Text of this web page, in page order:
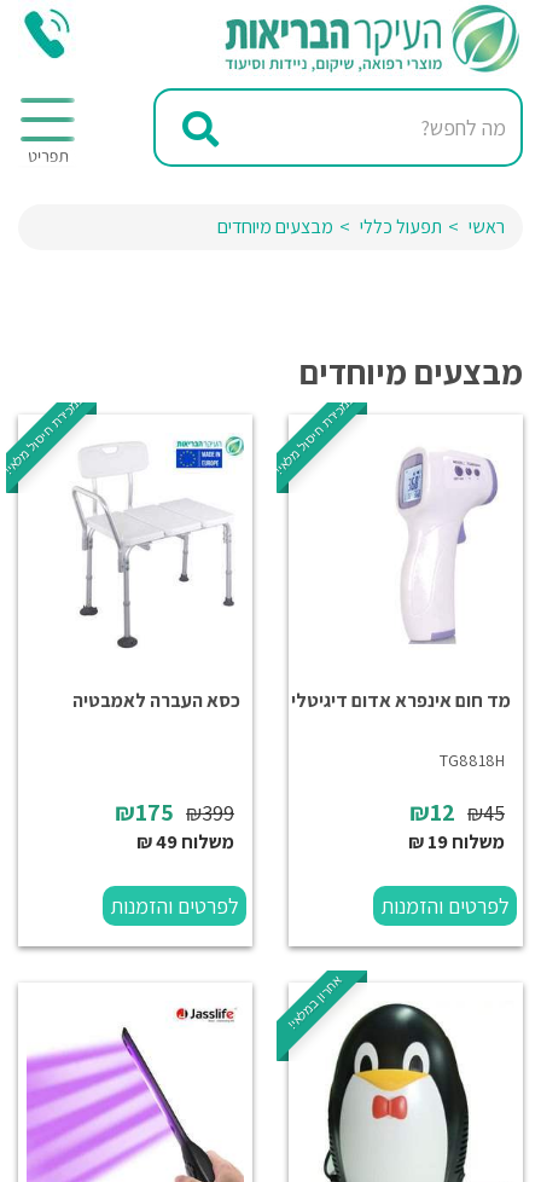
ראשי תפעול כללי מבצעים מיוחדים
מבצעים מיוחדים
במכירת חיסול מלאי!
מד חום אינפרא אדום דיגיטלי
TG8818H
₪12 ₪45
משלוח 19 ₪
לפרטים והזמנות
במכירת חיסול מלאי!
כסא העברה לאמבטיה
₪175 ₪399
משלוח 49 ₪
לפרטים והזמנות
אחרון במלאי!